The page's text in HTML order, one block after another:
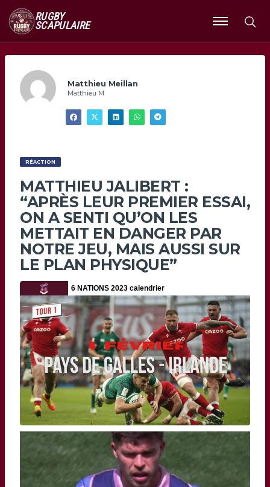
RUGBY
SCAPULAIRE
Ouvrir
le
Matthieu Meillan
Matthieu M
RÉACTION
MATTHIEU JALIBERT :
“APRÈS LEUR PREMIER ESSAI,
ON A SENTI QU’ON LES
METTAIT EN DANGER PAR
NOTRE JEU, MAIS AUSSI SUR
LE PLAN PHYSIQUE”